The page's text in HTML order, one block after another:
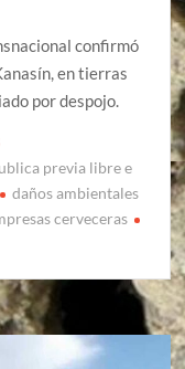
confirmó
en tierras
por despojo.
previa libre e
daños ambientales
cerveceras